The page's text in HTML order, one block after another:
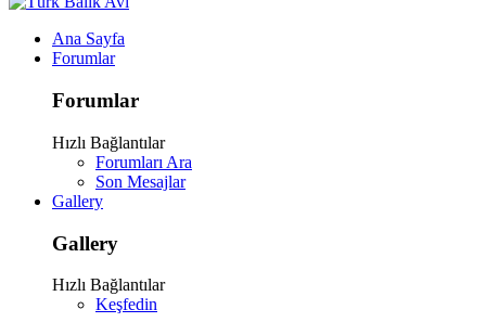
Ana Sayfa
Forumlar
Forumlar
Hızlı Bağlantılar
Forumları Ara
Son Mesajlar
Gallery
Gallery
Hızlı Bağlantılar
Keşfedin